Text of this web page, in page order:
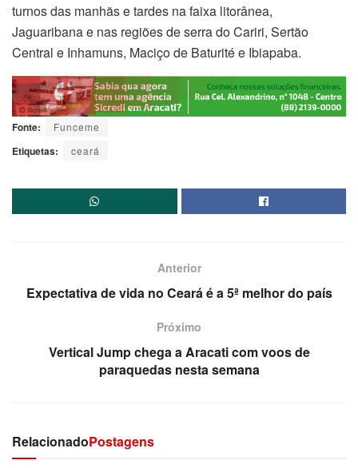
turnos das manhãs e tardes na faixa litorânea,
Jaguaribana e nas regiões de serra do Cariri, Sertão
Central e Inhamuns, Maciço de Baturité e Ibiapaba.
Fonte: Funceme
Etiquetas: ceará
Anterior
Expectativa de vida no Ceará é a 5ª melhor do país
Próximo
Vertical Jump chega a Aracati com voos de
paraquedas nesta semana
RelacionadoPostagens